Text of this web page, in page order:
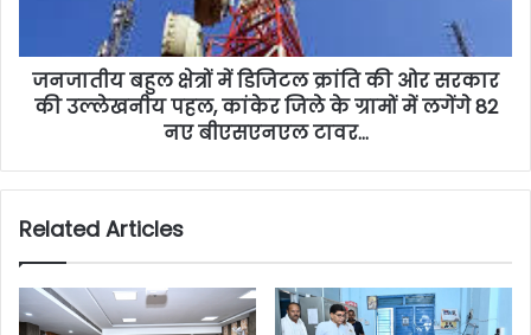
जनजातीय बहुल क्षेत्रों में डिजिटल क्रांति की ओर सरकार
की उल्लेखनीय पहल, कांकेर जिले के ग्रामों में लगेंगे 82
नए बीएसएनएल टावर…
Related Articles